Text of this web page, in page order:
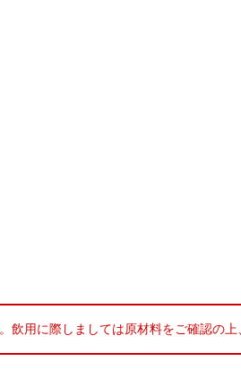
用に際しましては原材料をご確認の